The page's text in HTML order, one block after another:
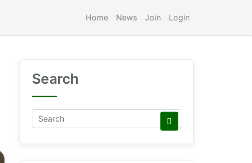
Home News Join Login
Search